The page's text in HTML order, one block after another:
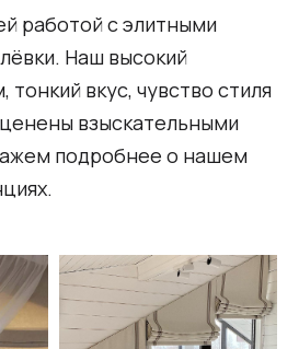
работой с элитными
Наш высокий
вкус, чувство стиля
взыскательными
подробнее о нашем